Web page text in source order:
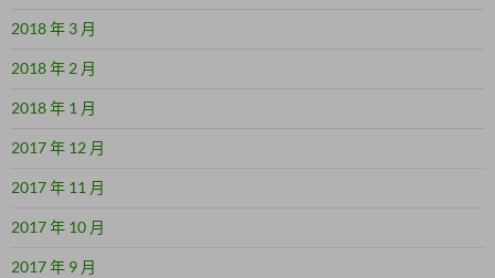
2018 年 3 月
2018 年 2 月
2018 年 1 月
2017 年 12 月
2017 年 11 月
2017 年 10 月
2017 年 9 月